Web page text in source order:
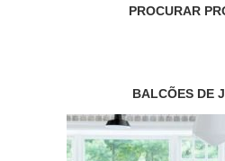
PROCURAR
BALCÕES DE